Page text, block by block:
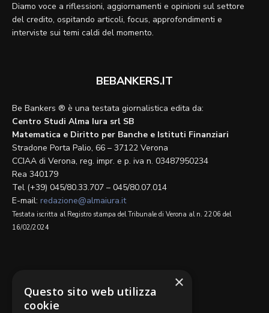
Diamo voce a riflessioni, aggiornamenti e opinioni sul settore
del credito, ospitando articoli, focus, approfondimenti e
interviste sui temi caldi del momento.
BEBANKERS.IT
Be Bankers ® è una testata giornalistica edita da:
Centro Studi Alma Iura srl SB
Matematica e Diritto per Banche e Istituti Finanziari
Stradone Porta Palio, 66 – 37122 Verona
CCIAA di Verona, reg. impr. e p. iva n. 03487950234
Rea 340179
Tel (+39) 045/80.33.707 – 045/80.07.014
E-mail: redazione@almaiura.it
Testata iscritta al Registro stampa del Tribunale di Verona al n. 2206 del
16/02/2024
×
Questo sito web utilizza
cookie